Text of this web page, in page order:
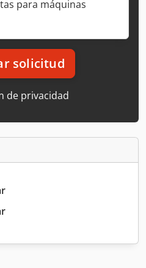
para máquinas
solicitud
de privacidad